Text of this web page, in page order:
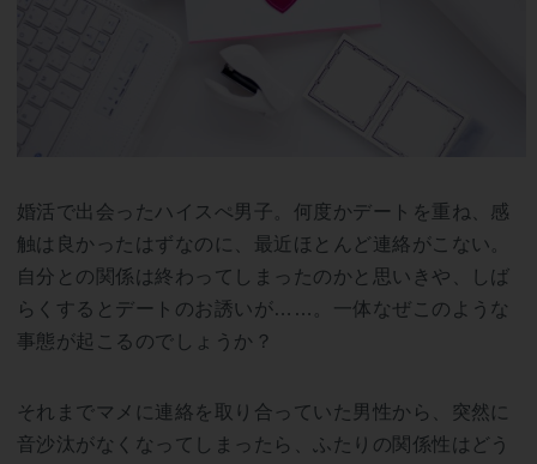
婚活で出会ったハイスぺ男子。何度かデートを重ね、感
触は良かったはずなのに、最近ほとんど連絡がこない。
自分との関係は終わってしまったのかと思いきや、しば
らくするとデートのお誘いが……。一体なぜこのような
事態が起こるのでしょうか？
それまでマメに連絡を取り合っていた男性から、突然に
音沙汰がなくなってしまったら、ふたりの関係性はどう